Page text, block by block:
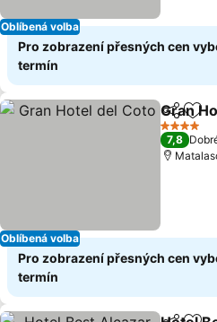
Oblíbená volba
Pro zobrazení přesných cen
termín
Oblíbená volba
Sdílet
Gran
4 Počet
7,8
Pro zobrazení přesných cen
termín